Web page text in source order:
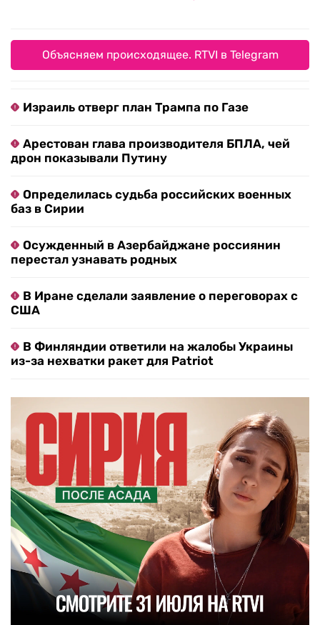
Объясняем происходящее. RTVI в Telegram
Израиль отверг план Трампа по Газе
Арестован глава производителя БПЛА, чей
дрон показывали Путину
Определилась судьба российских военных
баз в Сирии
Осужденный в Азербайджане россиянин
перестал узнавать родных
В Иране сделали заявление о переговорах с
США
В Финляндии ответили на жалобы Украины
из-за нехватки ракет для Patriot